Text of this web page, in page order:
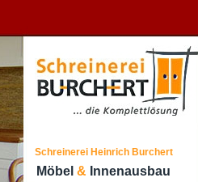
Schreinerei Heinrich Burchert
Möbel & Innenausbau